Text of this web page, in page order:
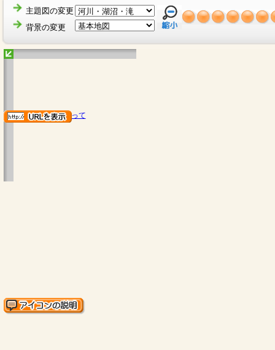
主題図の変更
背景の変更
地図のご利用にあたって